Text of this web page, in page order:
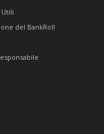
Utili
del BankRoll